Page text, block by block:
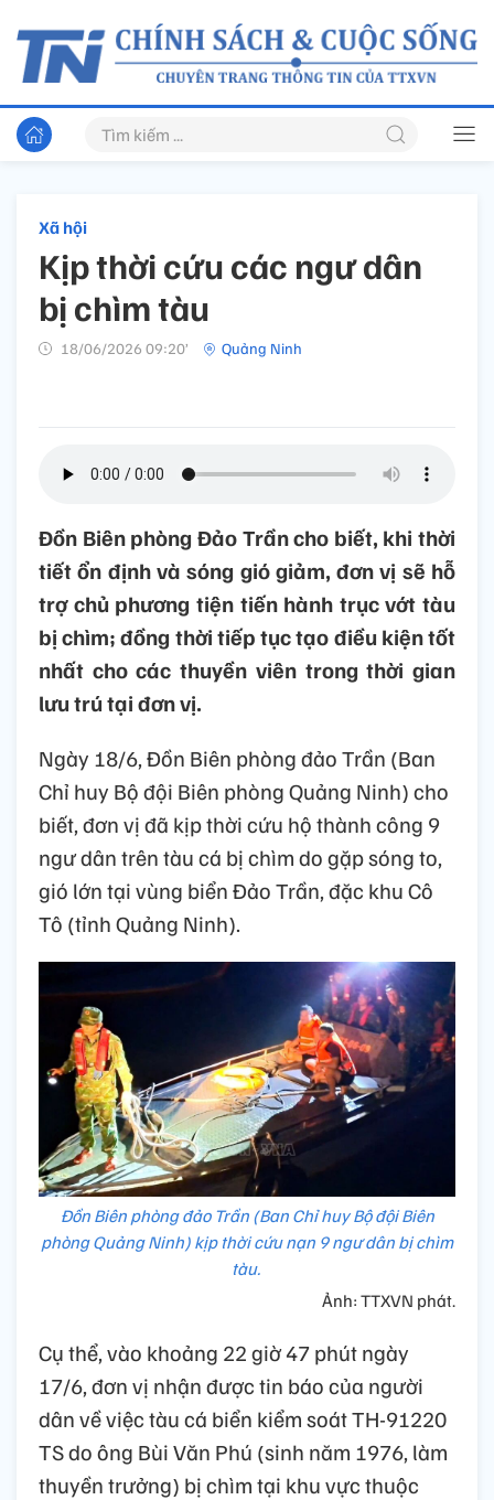
Xã hội
Kịp thời cứu các ngư dân
bị chìm tàu
18/06/2026 09:20’ Quảng Ninh
Đồn Biên phòng Đảo Trần cho biết, khi thời
tiết ổn định và sóng gió giảm, đơn vị sẽ hỗ
trợ chủ phương tiện tiến hành trục vớt tàu
bị chìm; đồng thời tiếp tục tạo điều kiện tốt
nhất cho các thuyền viên trong thời gian
lưu trú tại đơn vị.
Ngày 18/6, Đồn Biên phòng đảo Trần (Ban
Chỉ huy Bộ đội Biên phòng Quảng Ninh) cho
biết, đơn vị đã kịp thời cứu hộ thành công 9
ngư dân trên tàu cá bị chìm do gặp sóng to,
gió lớn tại vùng biển Đảo Trần, đặc khu Cô
Tô (tỉnh Quảng Ninh).
Đồn Biên phòng đảo Trần (Ban Chỉ huy Bộ đội Biên
phòng Quảng Ninh) kịp thời cứu nạn 9 ngư dân bị chìm
tàu.
Ảnh: TTXVN phát.
Cụ thể, vào khoảng 22 giờ 47 phút ngày
17/6, đơn vị nhận được tin báo của người
dân về việc tàu cá biển kiểm soát TH-91220
TS do ông Bùi Văn Phú (sinh năm 1976, làm
thuyền trưởng) bị chìm tại khu vực thuộc